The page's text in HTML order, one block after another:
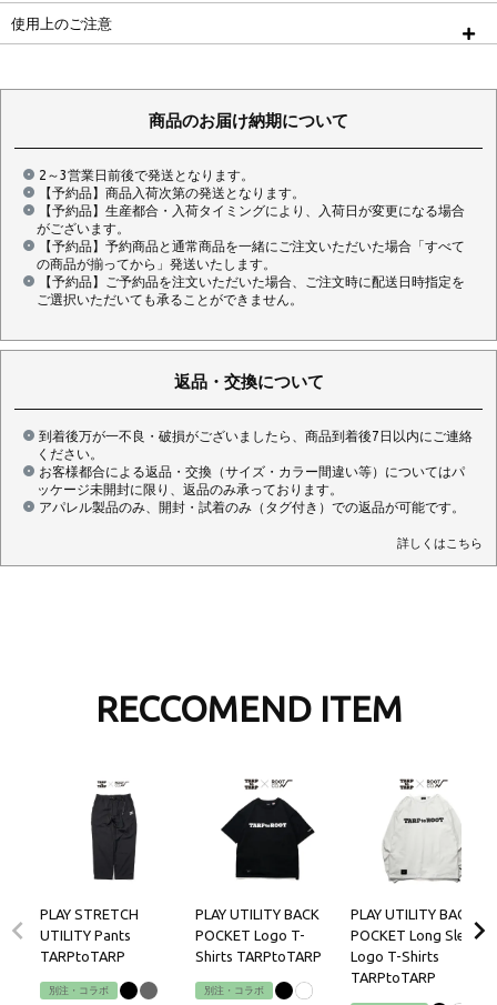
使用上のご注意
商品のお届け納期について
2～3営業日前後で発送となります。
【予約品】商品入荷次第の発送となります。
【予約品】生産都合・入荷タイミングにより、入荷日が変更になる場合
がございます。
【予約品】予約商品と通常商品を一緒にご注文いただいた場合「すべて
の商品が揃ってから」発送いたします。
【予約品】ご予約品を注文いただいた場合、ご注文時に配送日時指定を
ご選択いただいても承ることができません。
返品・交換について
到着後万が一不良・破損がございましたら、商品到着後7日以内にご連絡
ください。
お客様都合による返品・交換（サイズ・カラー間違い等）についてはパ
ッケージ未開封に限り、返品のみ承っております。
アパレル製品のみ、開封・試着のみ（タグ付き）での返品が可能です。
詳しくはこちら
RECCOMEND ITEM
PLAY STRETCH
UTILITY Pants
TARPtoTARP
別注・コラボ
PLAY UTILITY BACK
POCKET Logo T-
Shirts TARPtoTARP
別注・コラボ
PLAY UTILITY BACK
POCKET Long Sleeve
Logo T-Shirts
TARPtoTARP